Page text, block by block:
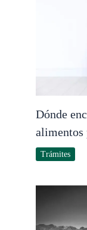
Dónde
alimentos
Trámites